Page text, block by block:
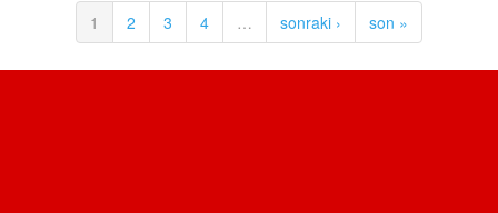
1 2 3 4 … sonraki › son »